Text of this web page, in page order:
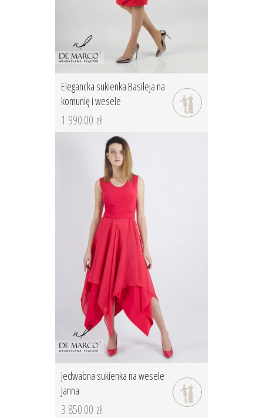
Elegancka sukienka Basileja na
komunię i wesele
1 990.00 zł
Jedwabna sukienka na wesele
Janna
3 850.00 zł